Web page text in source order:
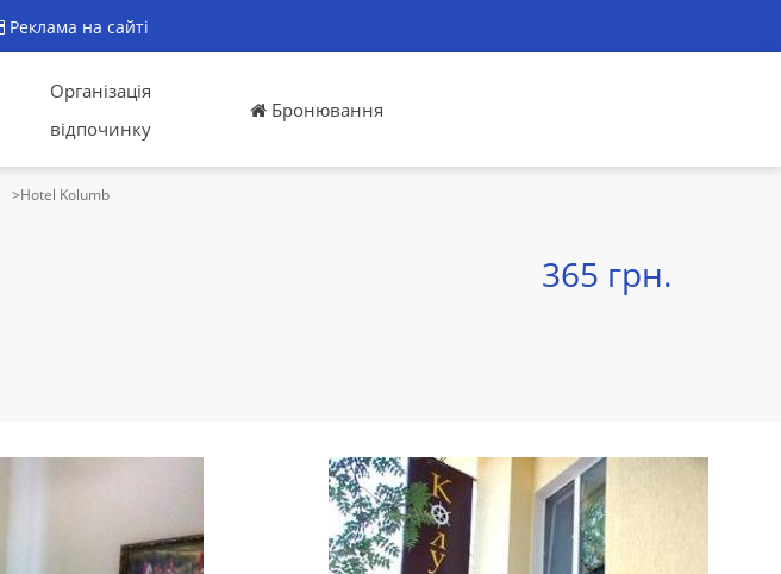
Реклама на сайті
Організація
відпочинку
Бронювання
Hotel Kolumb
365 грн.